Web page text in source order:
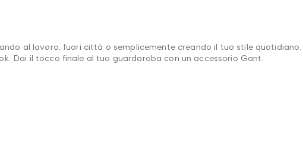
al lavoro, fuori città o semplicemente creando il tuo stile
Dai il tocco finale al tuo guardaroba con un accessorio Gant.